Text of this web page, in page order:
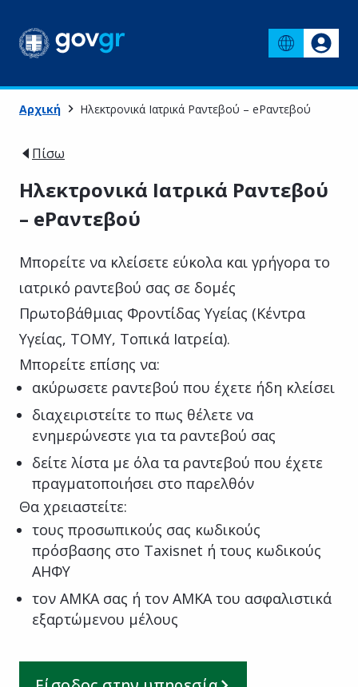
Αρχική Ηλεκτρονικά Ιατρικά Ραντεβού – eΡαντεβού
Πίσω
Ηλεκτρονικά Ιατρικά Ραντεβού
– eΡαντεβού
Μπορείτε να κλείσετε εύκολα και γρήγορα το
ιατρικό ραντεβού σας σε δομές
Πρωτοβάθμιας Φροντίδας Υγείας (Κέντρα
Υγείας, ΤΟΜΥ, Τοπικά Ιατρεία).
Μπορείτε επίσης να:
ακύρωσετε ραντεβού που έχετε ήδη κλείσει
διαχειριστείτε το πως θέλετε να
ενημερώνεστε για τα ραντεβού σας
δείτε λίστα με όλα τα ραντεβού που έχετε
πραγματοποιήσει στο παρελθόν
Θα χρειαστείτε:
τους προσωπικούς σας κωδικούς
πρόσβασης στο Taxisnet ή τους κωδικούς
ΑΗΦΥ
τον ΑΜΚΑ σας ή τον ΑΜΚΑ του ασφαλιστικά
εξαρτώμενου μέλους